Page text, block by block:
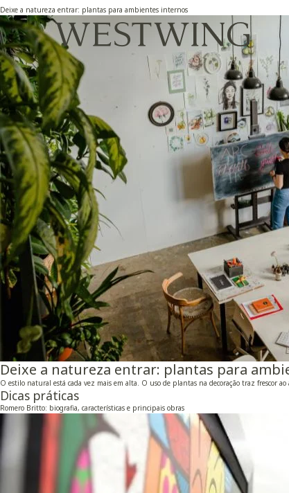
Deixe a natureza entrar: plantas para ambientes internos
Deixe a natureza entrar: plantas para
O estilo natural está cada vez mais em alta. O uso de plantas na decoração traz frescor
Dicas práticas
Romero Britto: biografia, características e principais obras